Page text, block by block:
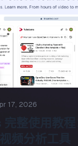
17, 2026
频分析工具